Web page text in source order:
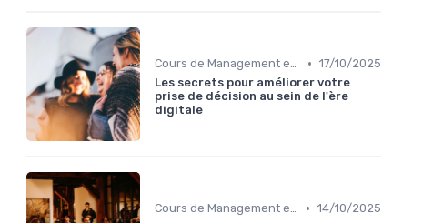
Cours de Management et Leadership • 17/10/2025
Les secrets pour améliorer votre
prise de décision au sein de l'ère
digitale
Cours de Management et Leadership • 14/10/2025